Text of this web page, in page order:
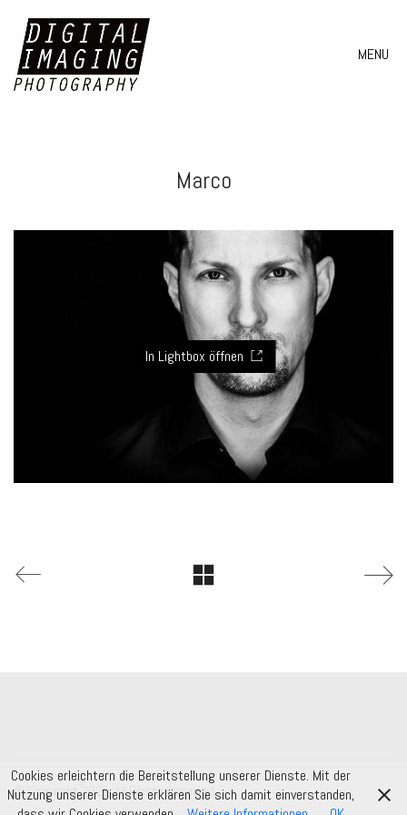
MENU
Marco
In Lightbox öffnen
© Copyright 2025. All Rights Reserved.
Cookies erleichtern die Bereitstellung unserer Dienste. Mit der
Nutzung unserer Dienste erklären Sie sich damit einverstanden,